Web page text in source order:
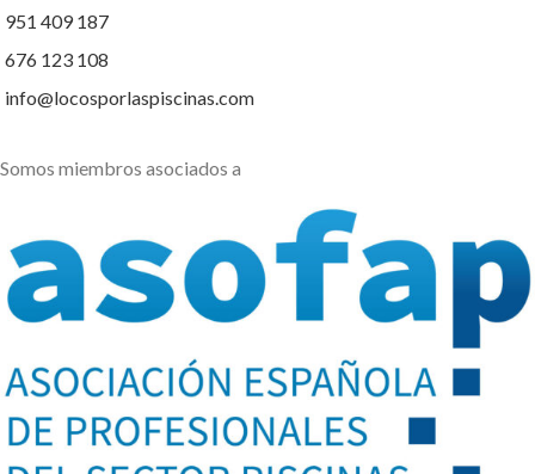
951 409 187
676 123 108
info@locosporlaspiscinas.com
Somos miembros asociados a